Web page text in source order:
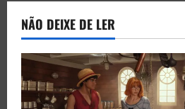
NÃO DEIXE DE LER